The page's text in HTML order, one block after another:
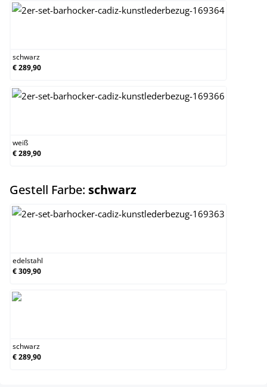
schwarz
€ 289,90
weiß
€ 289,90
Gestell Farbe: schwarzauswählen
edelstahl
€ 309,90
schwarz
€ 289,90